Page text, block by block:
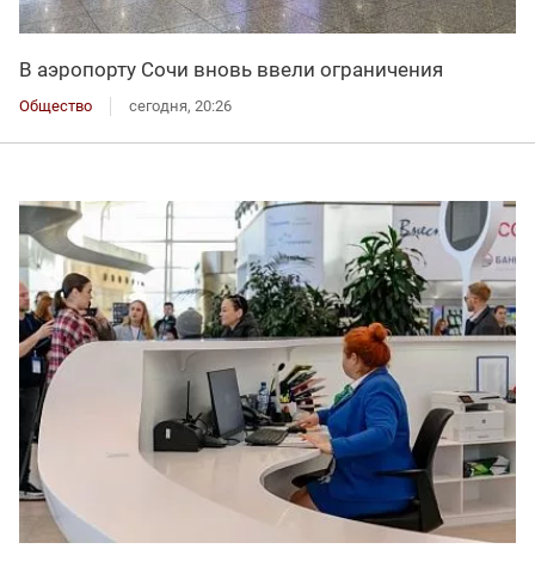
В аэропорту Сочи вновь ввели ограничения
Общество сегодня, 20:26